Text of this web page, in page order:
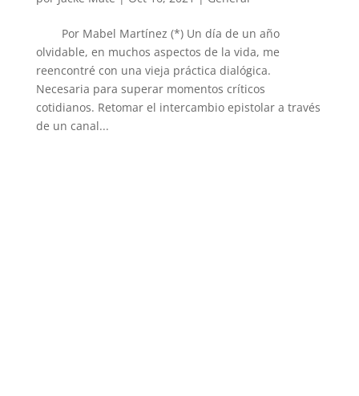
Por Mabel Martínez (*) Un día de un año
olvidable, en muchos aspectos de la vida, me
reencontré con una vieja práctica dialógica.
Necesaria para superar momentos críticos
cotidianos. Retomar el intercambio epistolar a través
de un canal...